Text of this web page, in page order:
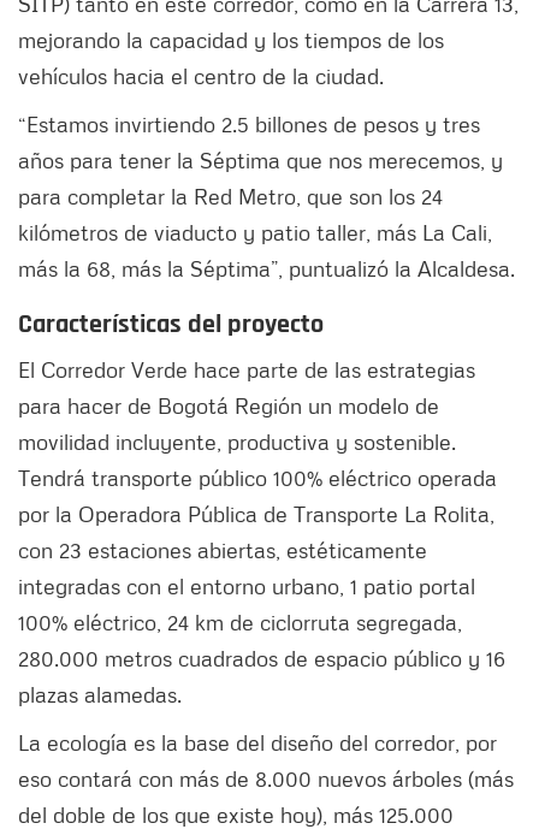
mejorando la capacidad y los tiempos de los
vehículos hacia el centro de la ciudad.
“Estamos invirtiendo 2.5 billones de pesos y tres
años para tener la Séptima que nos merecemos, y
para completar la Red Metro, que son los 24
kilómetros de viaducto y patio taller, más La Cali,
más la 68, más la Séptima”, puntualizó la Alcaldesa.
Características del proyecto
El Corredor Verde hace parte de las estrategias
para hacer de Bogotá Región un modelo de
movilidad incluyente, productiva y sostenible.
Tendrá transporte público 100% eléctrico operada
por la Operadora Pública de Transporte La Rolita,
con 23 estaciones abiertas, estéticamente
integradas con el entorno urbano, 1 patio portal
100% eléctrico, 24 km de ciclorruta segregada,
280.000 metros cuadrados de espacio público y 16
plazas alamedas.
La ecología es la base del diseño del corredor, por
eso contará con más de 8.000 nuevos árboles (más
del doble de los que existe hoy), más 125.000